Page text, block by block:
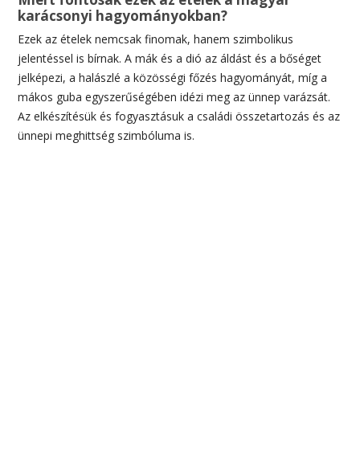
karácsonyi hagyományokban?
Ezek az ételek nemcsak finomak, hanem szimbolikus
jelentéssel is bírnak. A mák és a dió az áldást és a bőséget
jelképezi, a halászlé a közösségi főzés hagyományát, míg a
mákos guba egyszerűségében idézi meg az ünnep varázsát.
Az elkészítésük és fogyasztásuk a családi összetartozás és az
ünnepi meghittség szimbóluma is.